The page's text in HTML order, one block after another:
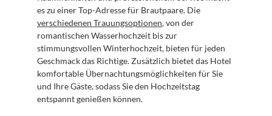
verschiedenen Trauungsoptionen, von der
romantischen Wasserhochzeit bis zur
stimmungsvollen Winterhochzeit, bieten für jeden
Geschmack das Richtige. Zusätzlich bietet das Hotel
komfortable Übernachtungsmöglichkeiten für Sie
und Ihre Gäste, sodass Sie den Hochzeitstag
entspannt genießen können.